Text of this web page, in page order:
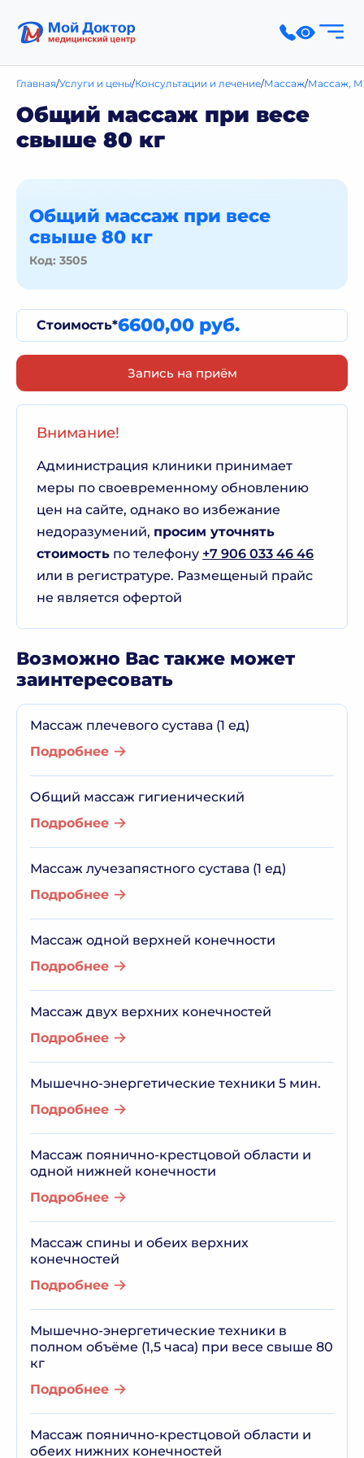
Главная Услуги и цены Консультации и лечение Массаж Массаж,
Общий массаж при весе
свыше 80 кг
Общий массаж при весе
свыше 80 кг
Код: 3505
Стоимость*6600,00 руб.
Запись на приём
Внимание!
Администрация клиники принимает
меры по своевременному обновлению
цен на сайте, однако во избежание
недоразумений, просим уточнять
стоимость по телефону +7 906 033 46 46
или в регистратуре. Размещеный прайс
не является офертой
Возможно Вас также может
заинтересовать
Массаж плечевого сустава (1 ед)
Подробнее
Общий массаж гигиенический
Подробнее
Массаж лучезапястного сустава (1 ед)
Подробнее
Массаж одной верхней конечности
Подробнее
Массаж двух верхних конечностей
Подробнее
Мышечно-энергетические техники 5 мин.
Подробнее
Массаж поянично-крестцовой области и
одной нижней конечности
Подробнее
Массаж спины и обеих верхних
конечностей
Подробнее
Мышечно-энергетические техники в
полном объёме (1,5 часа) при весе свыше 80
кг
Подробнее
Массаж поянично-крестцовой области и
обеих нижних конечностей